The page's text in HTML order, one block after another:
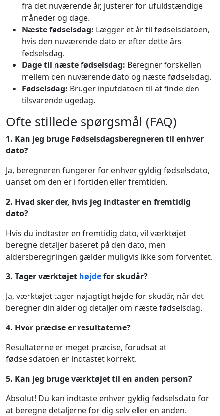
fra det nuværende år, justerer for ufuldstændige
måneder og dage.
Næste fødselsdag: Lægger et år til fødselsdatoen,
hvis den nuværende dato er efter dette års
fødselsdag.
Dage til næste fødselsdag: Beregner forskellen
mellem den nuværende dato og næste fødselsdag.
Fødselsdag: Bruger inputdatoen til at finde den
tilsvarende ugedag.
Ofte stillede spørgsmål (FAQ)
1. Kan jeg bruge Fødselsdagsberegneren til enhver
dato?
Ja, beregneren fungerer for enhver gyldig fødselsdato,
uanset om den er i fortiden eller fremtiden.
2. Hvad sker der, hvis jeg indtaster en fremtidig
dato?
Hvis du indtaster en fremtidig dato, vil værktøjet
beregne detaljer baseret på den dato, men
aldersberegningen gælder muligvis ikke som forventet.
3. Tager værktøjet højdefor skudår?
Ja, værktøjet tager nøjagtigt højde for skudår, når det
beregner din alder og detaljer om næste fødselsdag.
4. Hvor præcise er resultaterne?
Resultaterne er meget præcise, forudsat at
fødselsdatoen er indtastet korrekt.
5. Kan jeg bruge værktøjet til en anden person?
Absolut! Du kan indtaste enhver gyldig fødselsdato for
at beregne detaljerne for dig selv eller en anden.